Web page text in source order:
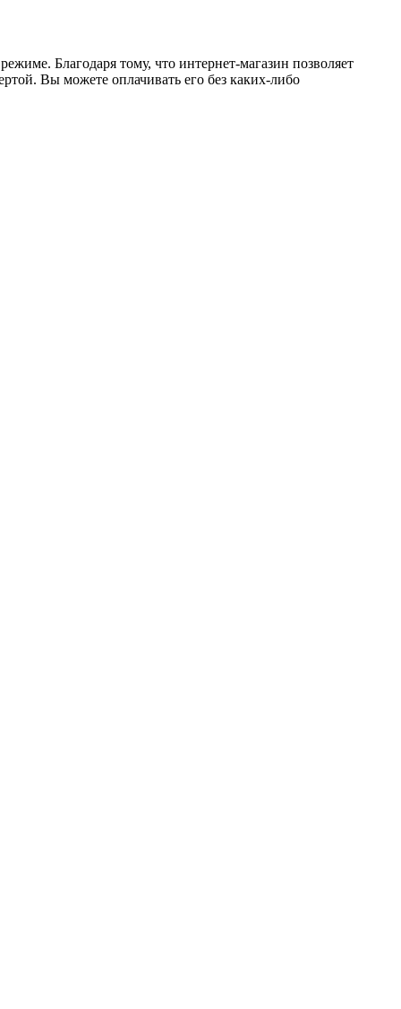
Благодаря тому, что интернет-магазин позволяет
Вы можете оплачивать его без каких-либо